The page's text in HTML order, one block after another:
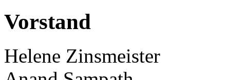
Vorstand
Helene Zinsmeister